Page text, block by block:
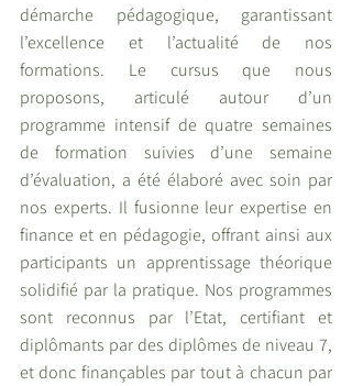
démarche pédagogique, garantissant
l’excellence et l’actualité de nos
formations. Le cursus que nous
proposons, articulé autour d’un
programme intensif de quatre semaines
de formation suivies d’une semaine
d’évaluation, a été élaboré avec soin par
nos experts. Il fusionne leur expertise en
finance et en pédagogie, offrant ainsi aux
participants un apprentissage théorique
solidifié par la pratique. Nos programmes
sont reconnus par l’Etat, certifiant et
diplômants par des diplômes de niveau 7,
et donc finançables par tout à chacun par